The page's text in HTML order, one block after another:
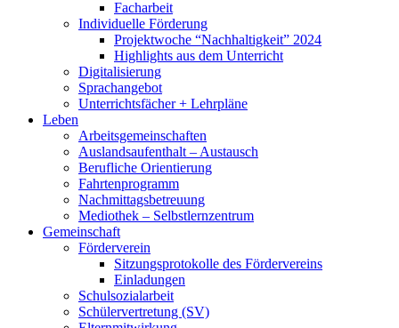
Facharbeit
Individuelle Förderung
Projektwoche “Nachhaltigkeit” 2024
Highlights aus dem Unterricht
Digitalisierung
Sprachangebot
Unterrichtsfächer + Lehrpläne
Leben
Arbeitsgemeinschaften
Auslandsaufenthalt – Austausch
Berufliche Orientierung
Fahrtenprogramm
Nachmittagsbetreuung
Mediothek – Selbstlernzentrum
Gemeinschaft
Förderverein
Sitzungsprotokolle des Fördervereins
Einladungen
Schulsozialarbeit
Schülervertretung (SV)